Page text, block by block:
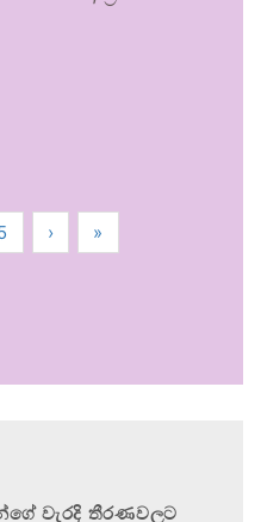
› »
වැරදි තීරණවලට